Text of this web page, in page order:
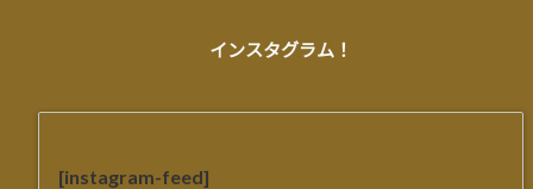
インスタグラム！
[instagram-feed]